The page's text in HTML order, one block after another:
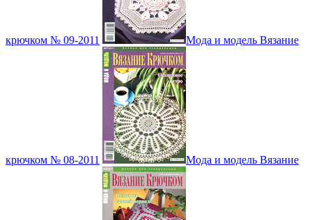
крючком № 09-2011 Мода и модель Вязание
крючком № 08-2011 Мода и модель Вязание